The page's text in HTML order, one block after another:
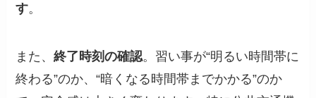
す。
また、終了時刻の確認。習い事が“明るい時間帯に
終わる”のか、“暗くなる時間帯までかかる”のか